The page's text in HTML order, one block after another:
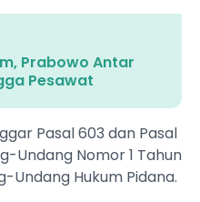
Prabowo Antar
Pesawat
Pasal 603 dan Pasal
Undang Nomor 1 Tahun
Undang Hukum Pidana.